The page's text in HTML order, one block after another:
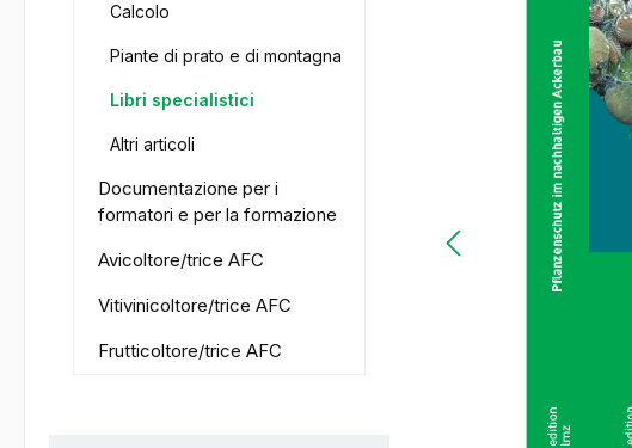
Calcolo
Piante di prato e di montagna
Libri specialistici
Altri articoli
Documentazione per i
formatori e per la formazione
Avicoltore/trice AFC
Vitivinicoltore/trice AFC
Frutticoltore/trice AFC